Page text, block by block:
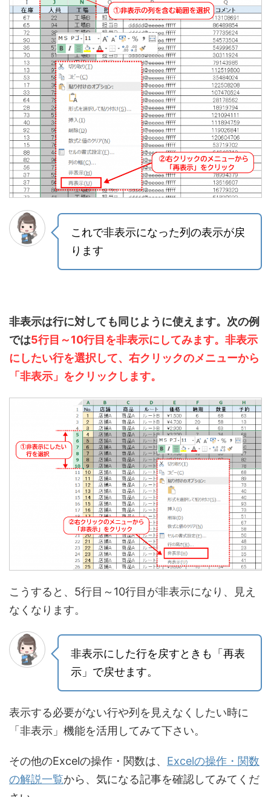
これで非表示になった列の表示が戻
ります
非表示は行に対しても同じように使えます。次の例
では5行目～10行目を非表示にしてみます。非表示
にしたい行を選択して、右クリックのメニューから
「非表示」をクリックします。
こうすると、5行目～10行目が非表示になり、見え
なくなります。
非表示にした行を戻すときも「再表
示」で戻せます。
表示する必要がない行や列を見えなくしたい時に
「非表示」機能を活用してみて下さい。
その他のExcelの操作・関数は、 Excelの操作・関数
の解説一覧から、気になる記事を確認してみてくだ